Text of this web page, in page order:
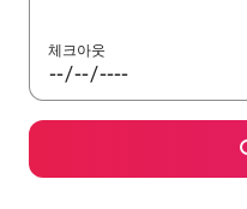
체크아웃